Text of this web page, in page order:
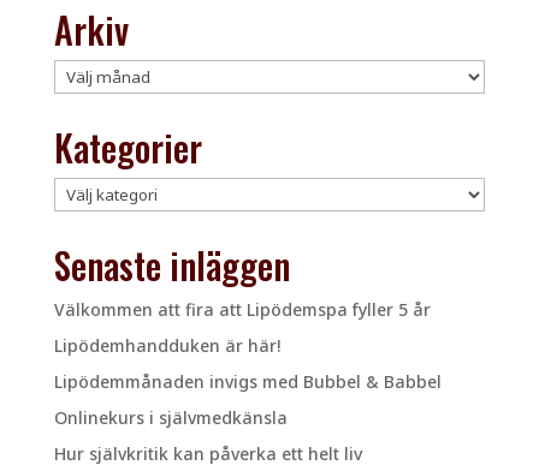
Arkiv
Arkiv
Kategorier
Kategorier
Senaste inläggen
Välkommen att fira att Lipödemspa fyller 5 år
Lipödemhandduken är här!
Lipödemmånaden invigs med Bubbel & Babbel
Onlinekurs i självmedkänsla
Hur självkritik kan påverka ett helt liv